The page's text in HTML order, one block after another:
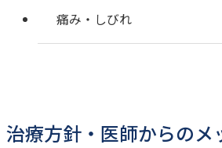
痛み・しびれ
治療方針・医師からのメ